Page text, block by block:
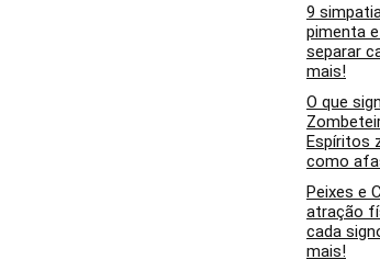
9
pimenta
separar
mais!
O que
Espíritos
como
Peixes e
atração
cada
mais!